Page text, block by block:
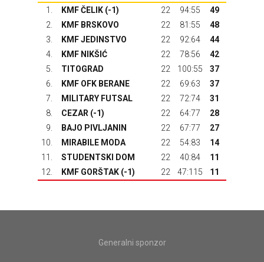
1. KMF ČELIK (-1) 22 94:55
49
2.
KMF BRSKOVO 22 81:55
48
3.
KMF JEDINSTVO 22 92:64
44
4.
KMF NIKŠIĆ 22 78:56
42
5.
TITOGRAD 22 100:55
37
6.
KMF OFK BERANE 22 69:63
37
7.
MILITARY FUTSAL 22 72:74
31
8.
CEZAR (-1) 22 64:77
28
9.
BAJO PIVLJANIN 22 67:77
27
10.
MIRABILE MODA 22 54:83
14
11.
STUDENTSKI DOM 22 40:84
11
12.
KMF GORŠTAK (-1) 22 47:115 11
Generalni sponzor